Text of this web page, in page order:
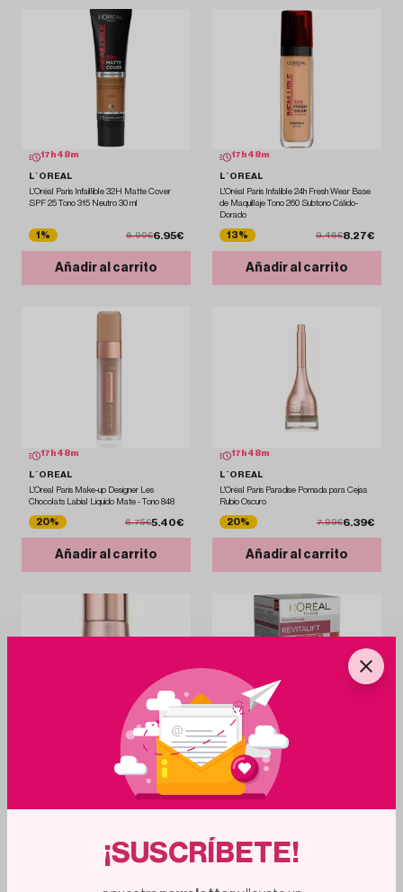
17 h 48m
L´OREAL
L'Oréal Paris Infaillible 32H Matte Cover
SPF 25 Tono 315 Neutro 30 ml
1% 6.99€6.95€
Añadir al carrito
17 h 48m
L´OREAL
L'Oréal Paris Infalible 24h Fresh Wear Base
de Maquillaje Tono 260 Subtono Cálido-
Dorado
13% 9.46€8.27€
Añadir al carrito
17 h 48m
L´OREAL
L'Oreal Paris Make-up Designer Les
Chocolats Labial Líquido Mate - Tono 848
20% 6.75€5.40€
Añadir al carrito
17 h 48m
L´OREAL
L'Oréal Paris Paradise Pomada para Cejas
Rubio Oscuro
20% 7.99€6.39€
Añadir al carrito
L'Oréal Paris Paradise Pomade Extatic Gel
Cremoso para Cejas Tono 103 Chatain 2.8g
Añadir al carrito
17h 48
L´OREAL
Revitalift Crema Hidratante Día Duplo
Precio Especial 2X 50 ML Pack de 2
Añadir al carrito
¡SUSCRÍBETE!